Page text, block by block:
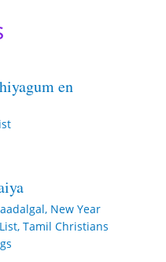
en
, New Year
, Tamil Christians